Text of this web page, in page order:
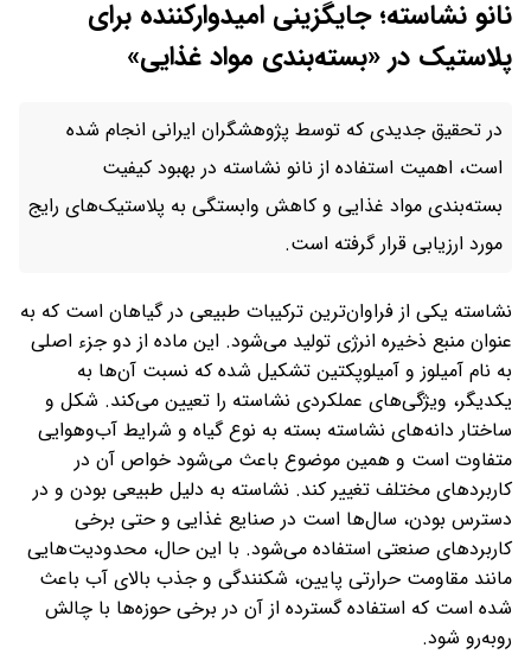
نانو نشاسته؛ جایگزینی امیدوارکننده برای
پلاستیک در «بسته‌بندی مواد غذایی»
در تحقیق جدیدی که توسط پژوهشگران ایرانی انجام شده
است، اهمیت استفاده از نانو نشاسته در بهبود کیفیت
بسته‌بندی مواد غذایی و کاهش وابستگی به پلاستیک‌های رایج
مورد ارزیابی قرار گرفته است.
نشاسته یکی از فراوان‌ترین ترکیبات طبیعی در گیاهان است که به
عنوان منبع ذخیره انرژی تولید می‌شود. این ماده از دو جزء اصلی
به نام آمیلوز و آمیلوپکتین تشکیل شده که نسبت آن‌ها به
یکدیگر، ویژگی‌های عملکردی نشاسته را تعیین می‌کند. شکل و
ساختار دانه‌های نشاسته بسته به نوع گیاه و شرایط آب‌وهوایی
متفاوت است و همین موضوع باعث می‌شود خواص آن در
کاربردهای مختلف تغییر کند. نشاسته به دلیل طبیعی بودن و در
دسترس بودن، سال‌ها است در صنایع غذایی و حتی برخی
کاربردهای صنعتی استفاده می‌شود. با این حال، محدودیت‌هایی
مانند مقاومت حرارتی پایین، شکنندگی و جذب بالای آب باعث
شده است که استفاده گسترده از آن در برخی حوزه‌ها با چالش
روبه‌رو شود.